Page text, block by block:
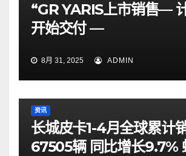
“GR YARIS上市销售—
开始交付 —
8月 31, 2025 ADMIN
资讯
长城皮卡1-4月全球累计
67505辆 同比增长9.7%